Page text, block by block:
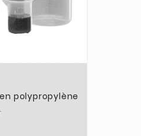
polypropylène